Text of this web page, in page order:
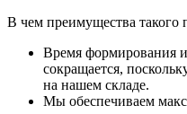
В чем преимущества такого
Время формирования и
сокращается,
на нашем складе.
Мы обеспечиваем